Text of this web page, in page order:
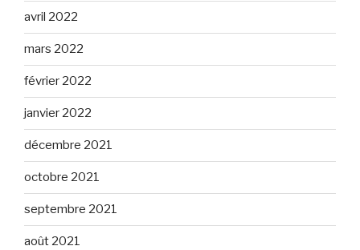
avril 2022
mars 2022
février 2022
janvier 2022
décembre 2021
octobre 2021
septembre 2021
août 2021